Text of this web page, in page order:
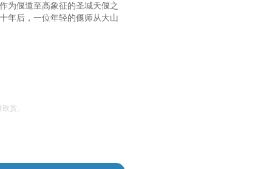
为偃道至高象征的圣城天偃之
年后，一位年轻的偃师从大山
赏。